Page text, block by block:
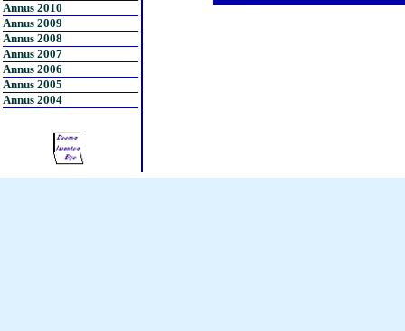
Annus 2010
Annus 2009
Annus 2008
Annus 2007
Annus 2006
Annus 2005
Annus 2004